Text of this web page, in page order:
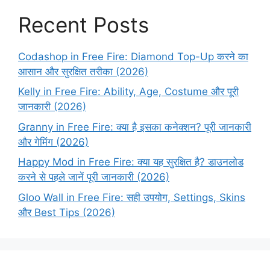
Recent Posts
Codashop in Free Fire: Diamond Top-Up करने का
आसान और सुरक्षित तरीका (2026)
Kelly in Free Fire: Ability, Age, Costume और पूरी
जानकारी (2026)
Granny in Free Fire: क्या है इसका कनेक्शन? पूरी जानकारी
और गेमिंग (2026)
Happy Mod in Free Fire: क्या यह सुरक्षित है? डाउनलोड
करने से पहले जानें पूरी जानकारी (2026)
Gloo Wall in Free Fire: सही उपयोग, Settings, Skins
और Best Tips (2026)